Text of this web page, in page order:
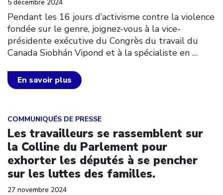
5 décembre 2024
Pendant les 16 jours d’activisme contre la violence
fondée sur le genre, joignez-vous à la vice-
présidente exécutive du Congrès du travail du
Canada Siobhán Vipond et à la spécialiste en …
En savoir plus
COMMUNIQUÉS DE PRESSE
Les travailleurs se rassemblent sur
la Colline du Parlement pour
exhorter les députés à se pencher
sur les luttes des familles.
27 novembre 2024
Click to open the link